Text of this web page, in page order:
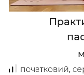
Досліджуй
Курси
початковий,